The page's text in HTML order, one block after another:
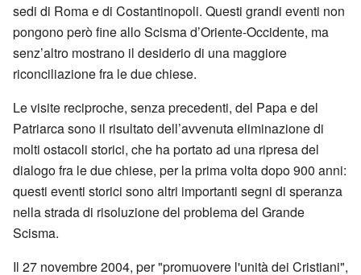
sedi di Roma e di Costantinopoli. Questi grandi eventi non
pongono però fine allo Scisma d’Oriente-Occidente, ma
senz’altro mostrano il desiderio di una maggiore
riconciliazione fra le due chiese.
Le visite reciproche, senza precedenti, del Papa e del
Patriarca sono il risultato dell’avvenuta eliminazione di
molti ostacoli storici, che ha portato ad una ripresa del
dialogo fra le due chiese, per la prima volta dopo 900 anni:
questi eventi storici sono altri importanti segni di speranza
nella strada di risoluzione del problema del Grande
Scisma.
Il 27 novembre 2004, per "promuovere l'unità dei Cristiani",